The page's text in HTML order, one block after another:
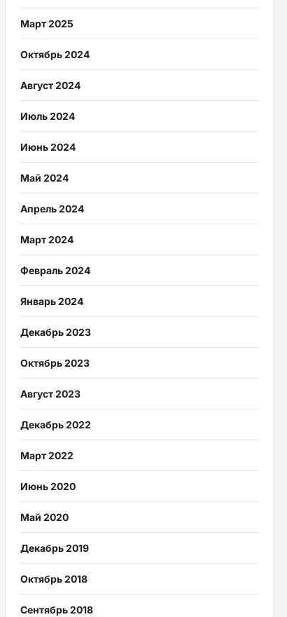
Март 2025
Октябрь 2024
Август 2024
Июль 2024
Июнь 2024
Май 2024
Апрель 2024
Март 2024
Февраль 2024
Январь 2024
Декабрь 2023
Октябрь 2023
Август 2023
Декабрь 2022
Март 2022
Июнь 2020
Май 2020
Декабрь 2019
Октябрь 2018
Сентябрь 2018